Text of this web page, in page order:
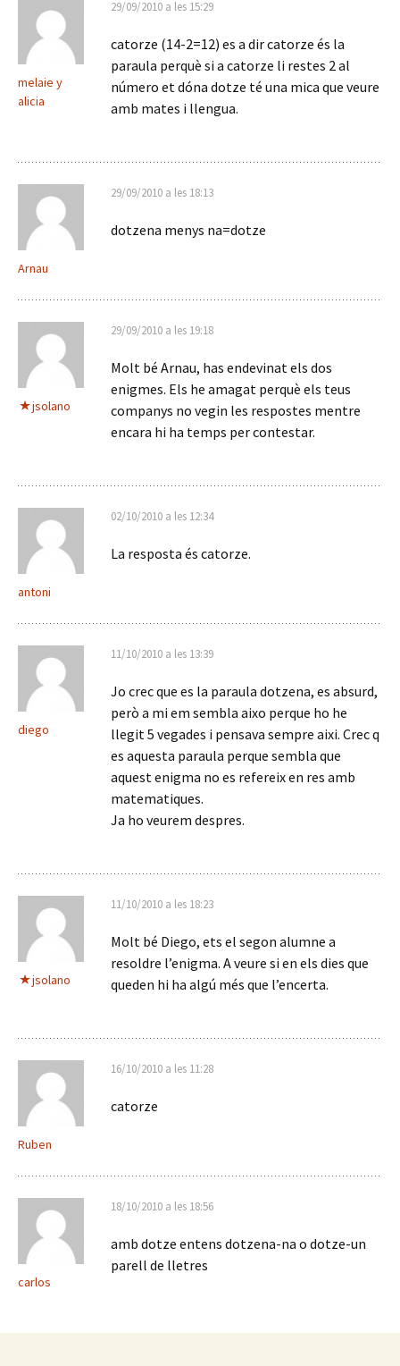
melaie y
alicia
29/09/2010 a les 15:29
catorze (14-2=12) es a dir catorze és la
paraula perquè si a catorze li restes 2 al
número et dóna dotze té una mica que veure
amb mates i llengua.
Arnau
29/09/2010 a les 18:13
dotzena menys na=dotze
jsolano
29/09/2010 a les 19:18
Molt bé Arnau, has endevinat els dos
enigmes. Els he amagat perquè els teus
companys no vegin les respostes mentre
encara hi ha temps per contestar.
antoni
02/10/2010 a les 12:34
La resposta és catorze.
diego
11/10/2010 a les 13:39
Jo crec que es la paraula dotzena, es absurd,
però a mi em sembla aixo perque ho he
llegit 5 vegades i pensava sempre aixi. Crec q
es aquesta paraula perque sembla que
aquest enigma no es refereix en res amb
matematiques.
Ja ho veurem despres.
jsolano
11/10/2010 a les 18:23
Molt bé Diego, ets el segon alumne a
resoldre l’enigma. A veure si en els dies que
queden hi ha algú més que l’encerta.
Ruben
16/10/2010 a les 11:28
catorze
carlos
18/10/2010 a les 18:56
amb dotze entens dotzena-na o dotze-un
parell de lletres